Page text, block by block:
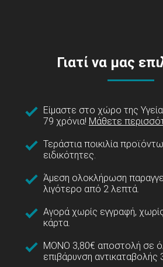
Γιατί να μας
Είμαστε στο χώρο της
79 χρόνια! Μάθετε
Τεράστια ποικιλία
ειδικότητες.
Άμεση ολοκλήρωση
λιγότερο από 2 λεπτά.
Αγορά χωρίς εγγραφή,
κάρτα.
ΜΟΝΟ 3,80€ αποστολή σε
επιβάρυνση αντικαταβολής